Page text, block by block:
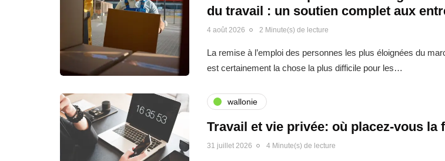
du travail : un soutien complet aux
4 août 2026 2 Minute(s) de lecture
La remise à l’emploi des personnes les plus éloignées du
est certainement la chose la plus difficile pour les…
wallonie
Travail et vie privée: où placez-vous la
31 juillet 2026 4 Minute(s) de lecture